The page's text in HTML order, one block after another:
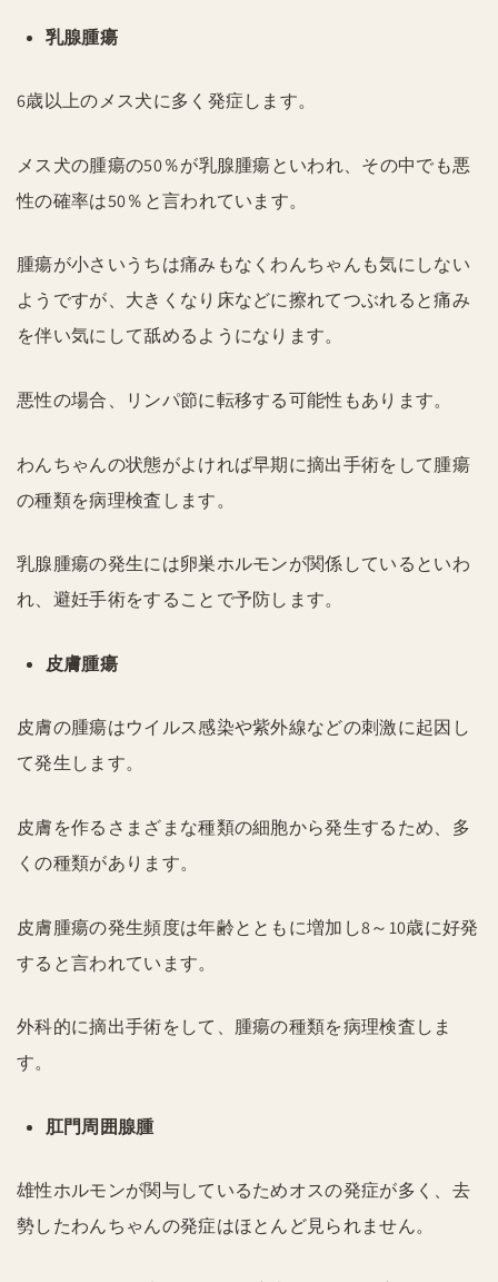
乳腺腫瘍
6歳以上のメス犬に多く発症します。
メス犬の腫瘍の50％が乳腺腫瘍といわれ、その中でも悪
性の確率は50％と言われています。
腫瘍が小さいうちは痛みもなくわんちゃんも気にしない
ようですが、大きくなり床などに擦れてつぶれると痛み
を伴い気にして舐めるようになります。
悪性の場合、リンパ節に転移する可能性もあります。
わんちゃんの状態がよければ早期に摘出手術をして腫瘍
の種類を病理検査します。
乳腺腫瘍の発生には卵巣ホルモンが関係しているといわ
れ、避妊手術をすることで予防します。
皮膚腫瘍
皮膚の腫瘍はウイルス感染や紫外線などの刺激に起因し
て発生します。
皮膚を作るさまざまな種類の細胞から発生するため、多
くの種類があります。
皮膚腫瘍の発生頻度は年齢とともに増加し8～10歳に好発
すると言われています。
外科的に摘出手術をして、腫瘍の種類を病理検査しま
す。
肛門周囲腺腫
雄性ホルモンが関与しているためオスの発症が多く、去
勢したわんちゃんの発症はほとんど見られません。